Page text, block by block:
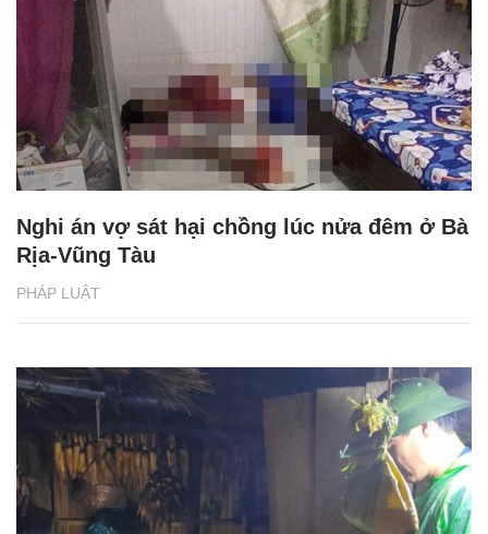
PHÁP LUẬT
Nghi án vợ sát hại chồng lúc nửa đêm ở Bà
Rịa-Vũng Tàu